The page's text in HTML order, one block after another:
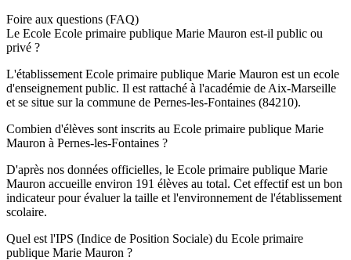
Foire aux questions (FAQ)
Le Ecole Ecole primaire publique Marie Mauron est-il public ou
privé ?
L'établissement Ecole primaire publique Marie Mauron est un ecole
d'enseignement public. Il est rattaché à l'académie de Aix-Marseille
et se situe sur la commune de Pernes-les-Fontaines (84210).
Combien d'élèves sont inscrits au Ecole primaire publique Marie
Mauron à Pernes-les-Fontaines ?
D'après nos données officielles, le Ecole primaire publique Marie
Mauron accueille environ 191 élèves au total. Cet effectif est un bon
indicateur pour évaluer la taille et l'environnement de l'établissement
scolaire.
Quel est l'IPS (Indice de Position Sociale) du Ecole primaire
publique Marie Mauron ?